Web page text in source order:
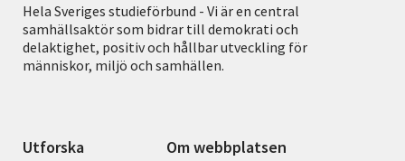
Hela Sveriges studieförbund - Vi är en central
samhällsaktör som bidrar till demokrati och
delaktighet, positiv och hållbar utveckling för
människor, miljö och samhällen.
Utforska Om webbplatsen